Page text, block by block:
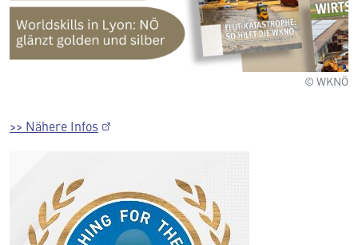
© WKNÖ
>> Nähere Infos